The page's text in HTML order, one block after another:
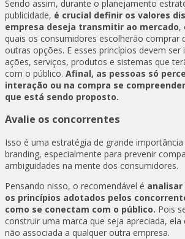
Sendo assim, durante o planejamento
publicidade, é crucial definir os valores
empresa deseja transmitir ao mercado,
quais os consumidores escolherão comprar
outras opções. E esses princípios devem ser
ações, serviços, produtos e sistemas que
com o público. Afinal, as pessoas só
interação ou na compra se
que está sendo proposto.
Avalie os concorrentes
Isso é uma estratégia de grande
branding, especialmente para prevenir
ambiguidades na mente dos consumidores.
Pensando nisso, o recomendável é
os princípios adotados pelos
como se conectam com o público. Pois
construir uma marca que seja apreciada, ela
não associada a qualquer outra empresa.